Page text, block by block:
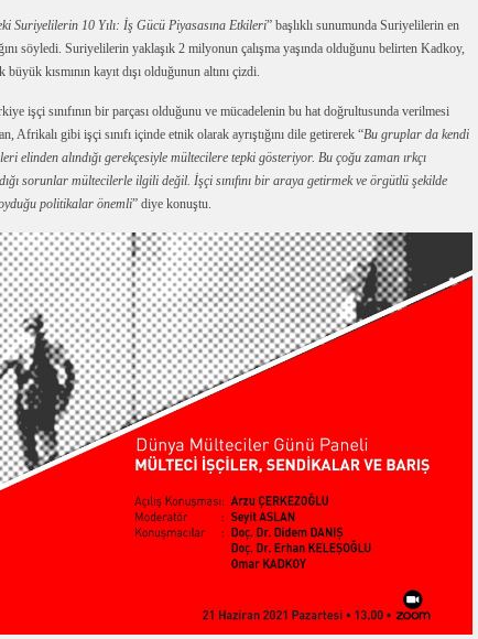
Suriyelilerin 10 Yılı: İş Gücü Piyasasına Etkileri” başlıklı sunumunda Suriyelilerin en
söyledi. Suriyelilerin yaklaşık 2 milyonun çalışma yaşında olduğunu belirten Kadkoy,
kısmının kayıt dışı olduğunun altını çizdi.
işçi sınıfının bir parçası olduğunu ve mücadelenin bu hat doğrultusunda verilmesi
gibi işçi sınıfı içinde etnik olarak ayrıştığını dile getirerek “Bu gruplar da kendi
elinden alındığı gerekçesiyle mültecilere tepki gösteriyor. Bu çoğu zaman ırkçı
sorunlar mültecilerle ilgili değil. İşçi sınıfını bir araya getirmek ve örgütlü şekilde
politikalar önemli” diye konuştu.